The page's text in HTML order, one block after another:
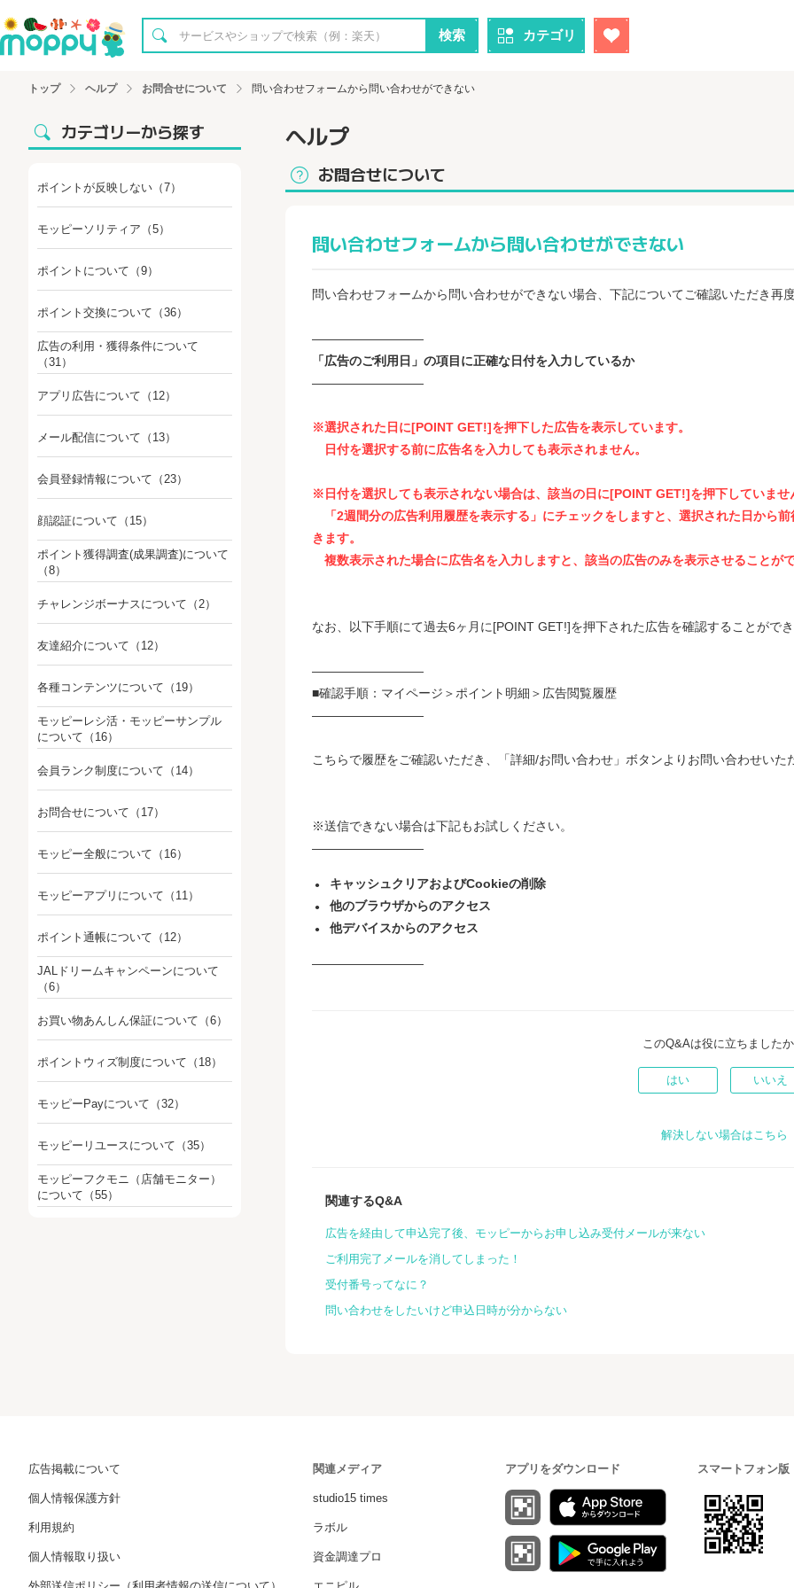
検索 カテゴリ
トップ ヘルプ お問合せについて 問い合わせフォームから問い合わせができない
ヘルプ
お問合せについて
問い合わせフォームから問い合わせができない
問い合わせフォームから問い合わせができない場合、下記についてご確認いただき再
―――――――――
「広告のご利用日」の項目に正確な日付を入力しているか
―――――――――
※選択された日に[POINT GET!]を押下した広告を表示しています。
日付を選択する前に広告名を入力しても表示されません。
※日付を選択しても表示されない場合は、該当の日に[POINT GET!]を押下していませ
「2週間分の広告利用履歴を表示する」にチェックをしますと、選択された日から
きます。
複数表示された場合に広告名を入力しますと、該当の広告のみを表示させることが
なお、以下手順にて過去6ヶ月に[POINT GET!]を押下された広告を確認することがで
―――――――――
■確認手順：マイページ＞ポイント明細＞広告閲覧履歴
―――――――――
こちらで履歴をご確認いただき、「詳細/お問い合わせ」ボタンよりお問い合わせいた
※送信できない場合は下記もお試しください。
―――――――――
キャッシュクリアおよびCookieの削除
他のブラウザからのアクセス
他デバイスからのアクセス
―――――――――
このQ&Aは役に立ちました
はい いいえ
解決しない場合はこちら
関連するQ&A
広告を経由して申込完了後、モッピーからお申し込み受付メールが来ない
ご利用完了メールを消してしまった！
受付番号ってなに？
問い合わせをしたいけど申込日時が分からない
カテゴリーから探す
ポイントが反映しない （7）
モッピーソリティア （5）
ポイントについて （9）
ポイント交換について （36）
広告の利用・獲得条件について
（31）
アプリ広告について （12）
メール配信について （13）
会員登録情報について （23）
顔認証について （15）
ポイント獲得調査(成果調査)について
（8）
チャレンジボーナスについて （2）
友達紹介について （12）
各種コンテンツについて （19）
モッピーレシ活・モッピーサンプル
について （16）
会員ランク制度について （14）
お問合せについて （17）
モッピー全般について （16）
モッピーアプリについて （11）
ポイント通帳について （12）
JALドリームキャンペーンについて
（6）
お買い物あんしん保証について （6）
ポイントウィズ制度について （18）
モッピーPayについて （32）
モッピーリユースについて （35）
モッピーフクモニ（店舗モニター）
について （55）
広告掲載について
個人情報保護方針
利用規約
個人情報取り扱い
関連メディア
studio15 times
ラボル
資金調達プロ
アプリをダウンロード スマートフォン版